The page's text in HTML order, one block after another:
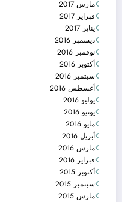
مارس 2017
فبراير 2017
يناير 2017
ديسمبر 2016
نوفمبر 2016
أكتوبر 2016
سبتمبر 2016
أغسطس 2016
يوليو 2016
يونيو 2016
مايو 2016
أبريل 2016
مارس 2016
فبراير 2016
أكتوبر 2015
سبتمبر 2015
مارس 2015